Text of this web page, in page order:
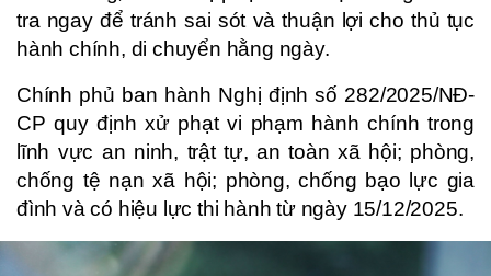
tra ngay để tránh sai sót và thuận lợi cho thủ tục
hành chính, di chuyển hằng ngày.
Chính phủ ban hành Nghị định số 282/2025/NĐ-
CP quy định xử phạt vi phạm hành chính trong
lĩnh vực an ninh, trật tự, an toàn xã hội; phòng,
chống tệ nạn xã hội; phòng, chống bạo lực gia
đình và có hiệu lực thi hành từ ngày 15/12/2025.